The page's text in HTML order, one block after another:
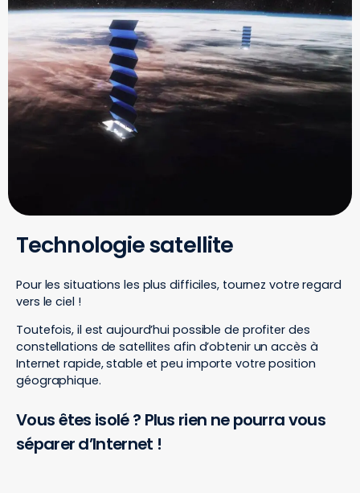
Technologie satellite
Pour les situations les plus difficiles, tournez votre regard
vers le ciel !
Toutefois, il est aujourd’hui possible de profiter des
constellations de satellites afin d’obtenir un accès à
Internet rapide, stable et peu importe votre position
géographique.
Vous êtes isolé ? Plus rien ne pourra vous
séparer d’Internet !